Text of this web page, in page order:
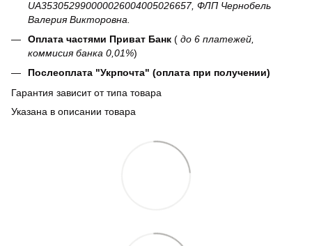
UA353052990000026004005026657, ФЛП Чернобель
Валерия Викторовна.
Оплата частями Приват Банк ( до 6 платежей,
коммисия банка 0,01%)
Послеоплата "Укрпочта" (оплата при получении)
Гарантия зависит от типа товара
Указана в описании товара